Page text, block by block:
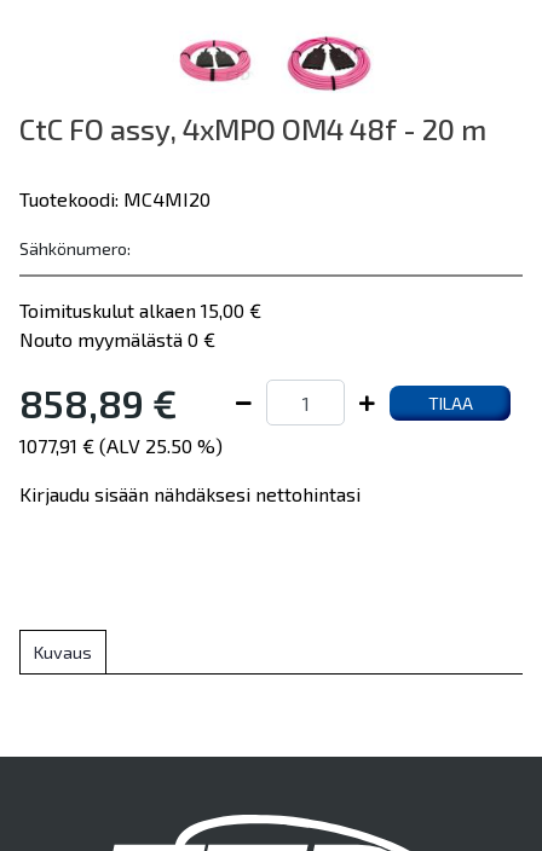
CtC FO assy, 4xMPO OM4 48f - 20 m
Tuotekoodi: MC4MI20
Sähkönumero:
Toimituskulut alkaen 15,00 €
Nouto myymälästä 0 €
858,89 € TILAA
1077,91 € (ALV 25.50 %)
Kirjaudu sisään nähdäksesi nettohintasi
Kuvaus